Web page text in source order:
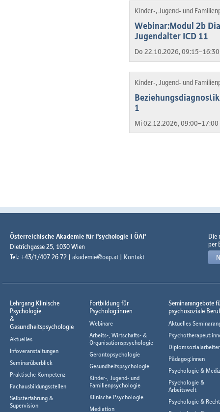
Kinder-, Jugend- und
Webinar:Modul 2b
Jugendalter ICD 11
Do 22.10.2026,
Kinder-, Jugend- und
1
Mi 02.12.2026,
Österreichische Akademie für Psychologie | ÖAP
Dietrichgasse 25, 1030 Wien
Tel.: +43/1/407 26 72 | akademie@oap.at | Kontakt
Die
per
Lehrgang Klinische
Psychologie
&
Gesundheitspsychologie
Aktuelles
Infoveranstaltungen
Seminarüberblick
Praktische Kompetenz
Fachausbildungsstellen
Selbsterfahrung &
Supervision
Fortbildung für
Psycholog:innen
Webinare
Arbeits-, Wirtschafts- &
Organisationspsychologie
Gerontopsychologie
Gesundheitspsychologie
Kinder-, Jugend- und
Familienpsychologie
Klinische Psychologie
Mediation
Seminarangebote
psychosoziale
Aktuelles
Pädagog:innen
Psychologie &
Psychologie &
Arbeitswelt
Psychologie & Recht